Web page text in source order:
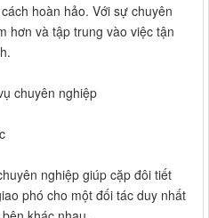
hoàn hảo. Với sự chuyên
hơn và tập trung vào việc tận
chuyên nghiệp
nghiệp giúp cặp đôi tiết
phó cho một đối tác duy nhất